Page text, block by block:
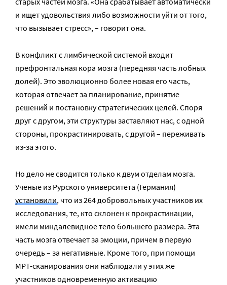
и ищет удовольствия либо возможности уйти от того,
что вызывает стресс», – говорит она.
В конфликт с лимбической системой входит
префронтальная кора мозга (передняя часть лобных
долей). Это эволюционно более новая его часть,
которая отвечает за планирование, принятие
решений и постановку стратегических целей. Споря
друг с другом, эти структуры заставляют нас, с одной
стороны, прокрастинировать, с другой – переживать
из-за этого.
Но дело не сводится только к двум отделам мозга.
Ученые из Рурского университета (Германия)
установили, что из 264 добровольных участников их
исследования, те, кто склонен к прокрастинации,
имели миндалевидное тело большего размера. Эта
часть мозга отвечает за эмоции, причем в первую
очередь – за негативные. Кроме того, при помощи
МРТ-сканирования они наблюдали у этих же
участников одновременную активацию